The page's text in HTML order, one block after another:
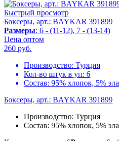
Быстрый просмотр
Боксеры, арт.: BAYKAR 391899
Размеры: 6 - (11-12), 7 - (13-14)
Цена оптом
260 руб.
Производство: Турция
Кол-во штук в уп: 6
Состав: 95% хлопок, 5%
Боксеры, арт.: BAYKAR 391899
Производство: Турция
Состав: 95% хлопок, 5%